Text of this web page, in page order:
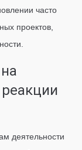
часто
проектов,
реакции
деятельности